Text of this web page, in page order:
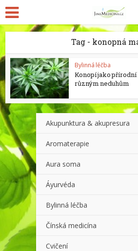
Tag - konopná
Bylinná léčba
Konopí jako
různým neduhům
Akupunktura & akupresura
Aromaterapie
Aura soma
Áyurvéda
Bylinná léčba
Čínská medicína
Cvičení